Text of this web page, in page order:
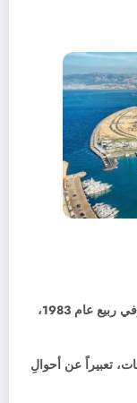
خريف عام 1982، عدت الى بيروت متلَهِّفاً، وفي ربيع عام 1983،
تعبيراً عن أحوالِ